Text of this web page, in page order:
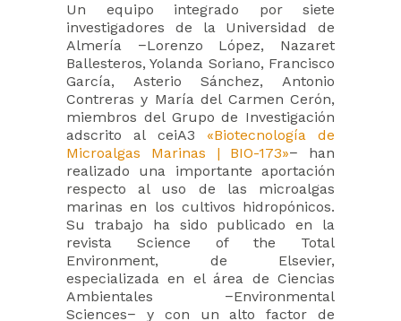
Un equipo integrado por siete
investigadores de la Universidad de
Almería −Lorenzo López, Nazaret
Ballesteros, Yolanda Soriano, Francisco
García, Asterio Sánchez, Antonio
Contreras y María del Carmen Cerón,
miembros del Grupo de Investigación
adscrito al ceiA3 «Biotecnología de
Microalgas Marinas | BIO-173»− han
realizado una importante aportación
respecto al uso de las microalgas
marinas en los cultivos hidropónicos.
Su trabajo ha sido publicado en la
revista Science of the Total
Environment, de Elsevier,
especializada en el área de Ciencias
Ambientales −Environmental
Sciences− y con un alto factor de